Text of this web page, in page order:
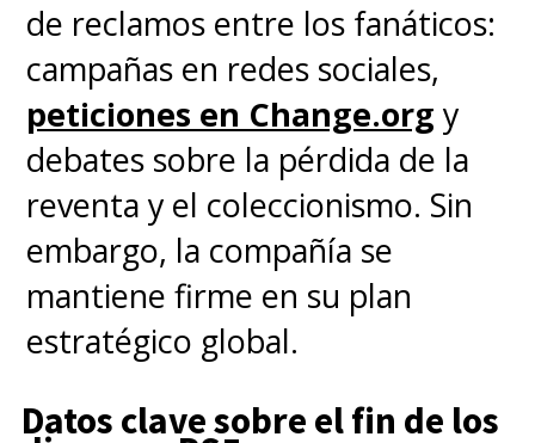
de reclamos entre los fanáticos:
campañas en redes sociales,
peticiones en Change.org y
debates sobre la pérdida de la
reventa y el coleccionismo. Sin
embargo, la compañía se
mantiene firme en su plan
estratégico global.
Datos clave sobre el fin de los